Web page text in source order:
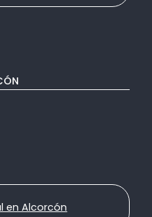
en Alcorcón